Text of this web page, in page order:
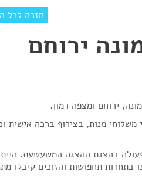
חזרה לכל
ירוחם
מנות, בצירוף ברכה אישית
פעולה בהצגת ההצגה המשעשעת.
בתחרות תחפושות והזוכים קיבלו